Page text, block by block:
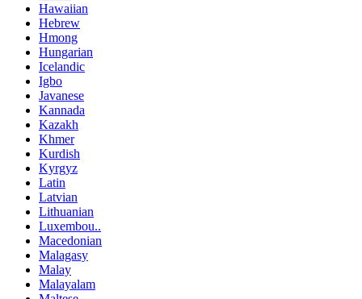
Hawaiian
Hebrew
Hmong
Hungarian
Icelandic
Igbo
Javanese
Kannada
Kazakh
Khmer
Kurdish
Kyrgyz
Latin
Latvian
Lithuanian
Luxembou..
Macedonian
Malagasy
Malay
Malayalam